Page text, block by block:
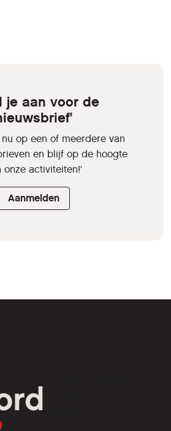
je aan voor de
op een of meerdere van
en blijf op de hoogte
onze activiteiten!'
Aanmelden
liefhebbers.